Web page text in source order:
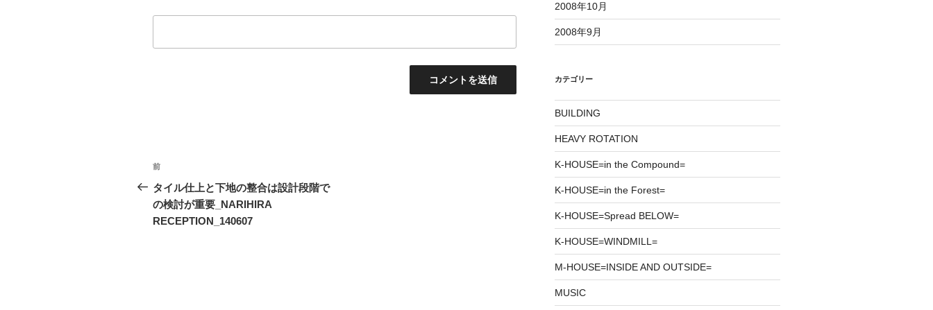
投
稿
ナ
前
の
投
稿
前
タイル仕上と下地の整合は設計段階で
の検討が重要_NARIHIRA
RECEPTION_140607
2008年10月
2008年9月
カテゴリー
BUILDING
HEAVY ROTATION
K-HOUSE=in the Compound=
K-HOUSE=in the Forest=
K-HOUSE=Spread BELOW=
K-HOUSE=WINDMILL=
M-HOUSE=INSIDE AND OUTSIDE=
MUSIC